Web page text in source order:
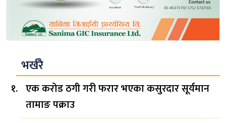
भर्खरै
एक करोड ठगी गरी फरार भएका कसुरदार सूर्यमान
तामाङ पक्राउ